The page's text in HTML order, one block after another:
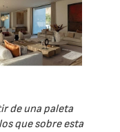
de una paleta
que sobre esta